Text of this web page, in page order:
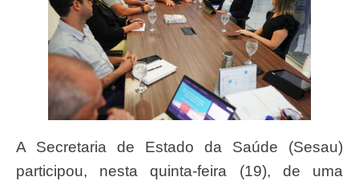
A Secretaria de Estado da Saúde (Sesau)
participou, nesta quinta-feira (19), de uma